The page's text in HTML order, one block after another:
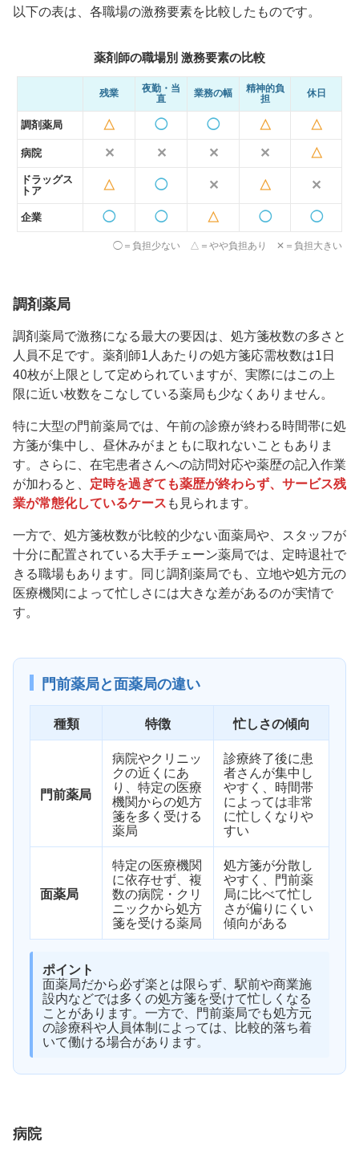
以下の表は、各職場の激務要素を比較したものです。
薬剤師の職場別 激務要素の比較
残業
夜勤・当
直
業務の幅
精神的負
担
休日
調剤薬局 △ ◯ ◯ △ △
病院 ✕ ✕ ✕ ✕ △
ドラッグス
トア
△ ◯ ✕ △ ✕
企業 ◯ ◯ △ ◯ ◯
◯＝負担少ない △＝やや負担あり ✕＝負担大きい
調剤薬局
調剤薬局で激務になる最大の要因は、処方箋枚数の多さと
人員不足です。薬剤師1人あたりの処方箋応需枚数は1日
40枚が上限として定められていますが、実際にはこの上
限に近い枚数をこなしている薬局も少なくありません。
特に大型の門前薬局では、午前の診療が終わる時間帯に処
方箋が集中し、昼休みがまともに取れないこともありま
す。さらに、在宅患者さんへの訪問対応や薬歴の記入作業
が加わると、 定時を過ぎても薬歴が終わらず、サービス残
業が常態化しているケースも見られます。
一方で、処方箋枚数が比較的少ない面薬局や、スタッフが
十分に配置されている大手チェーン薬局では、定時退社で
きる職場もあります。同じ調剤薬局でも、立地や処方元の
医療機関によって忙しさには大きな差があるのが実情で
す。
門前薬局と面薬局の違い
種類 特徴 忙しさの傾向
門前薬局
病院やクリニッ
クの近くにあ
り、特定の医療
機関からの処方
箋を多く受ける
薬局
診療終了後に患
者さんが集中し
やすく、時間帯
によっては非常
に忙しくなりや
すい
面薬局
特定の医療機関
に依存せず、複
数の病院・クリ
ニックから処方
箋を受ける薬局
処方箋が分散し
やすく、門前薬
局に比べて忙し
さが偏りにくい
傾向がある
ポイント
面薬局だから必ず楽とは限らず、駅前や商業施
設内などでは多くの処方箋を受けて忙しくなる
ことがあります。一方で、門前薬局でも処方元
の診療科や人員体制によっては、比較的落ち着
いて働ける場合があります。
病院